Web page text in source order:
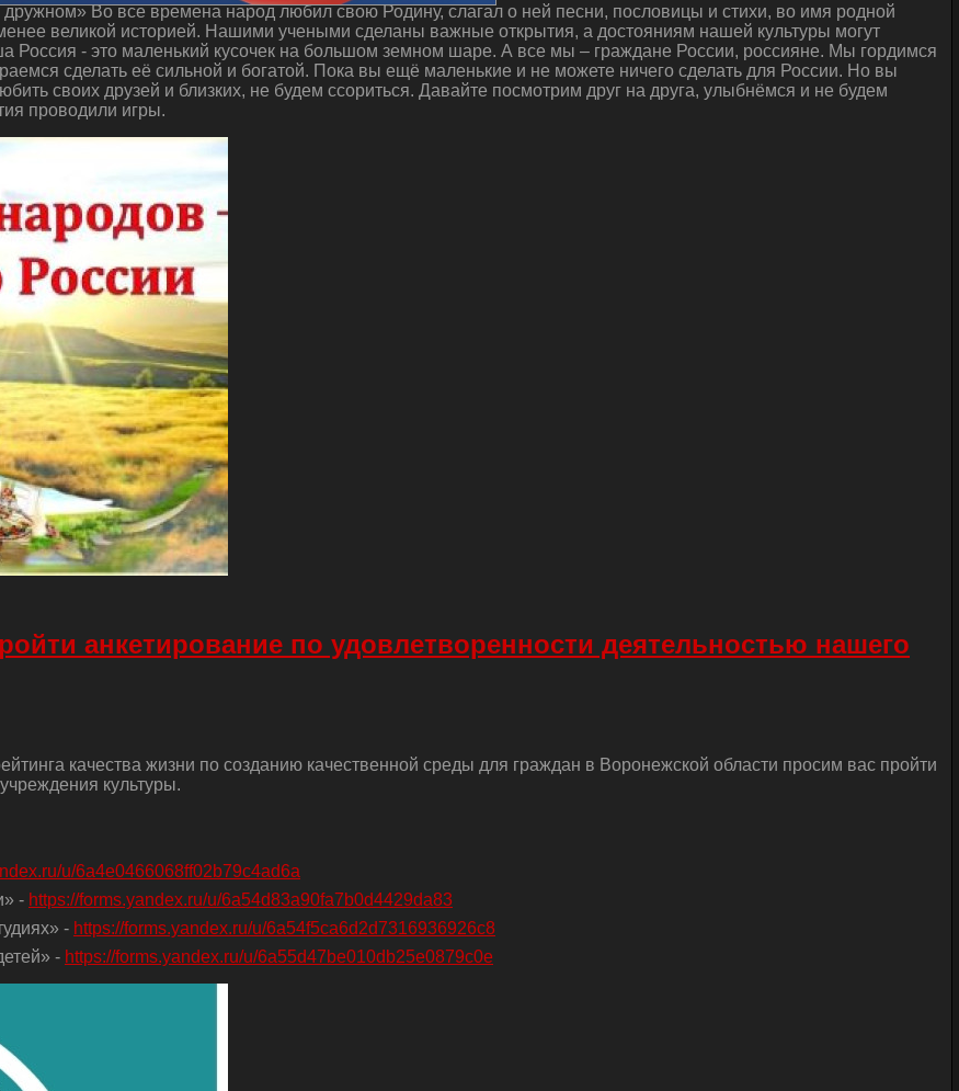
Во все времена народ любил свою Родину, слагал о ней песни, пословицы и стихи, во имя родной
великой историей. Нашими учеными сделаны важные открытия, а достояниям нашей культуры могут
Россия - это маленький кусочек на большом земном шаре. А все мы – граждане России, россияне. Мы гордимся
сделать её сильной и богатой. Пока вы ещё маленькие и не можете ничего сделать для России. Но вы
своих друзей и близких, не будем ссориться. Давайте посмотрим друг на друга, улыбнёмся и не будем
проводили игры.
анкетирование по удовлетворенности деятельностью нашего
качества жизни по созданию качественной среды для граждан в Воронежской области просим вас пройти
культуры.
u/6a4e0466068ff02b79c4ad6a
- https://forms.yandex.ru/u/6a54d83a90fa7b0d4429da83
- https://forms.yandex.ru/u/6a54f5ca6d2d7316936926c8
- https://forms.yandex.ru/u/6a55d47be010db25e0879c0e